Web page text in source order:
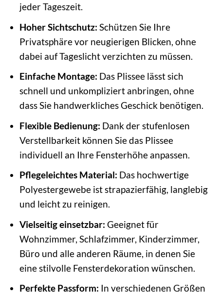
jeder Tageszeit.
Hoher Sichtschutz: Schützen Sie Ihre
Privatsphäre vor neugierigen Blicken, ohne
dabei auf Tageslicht verzichten zu müssen.
Einfache Montage: Das Plissee lässt sich
schnell und unkompliziert anbringen, ohne
dass Sie handwerkliches Geschick benötigen.
Flexible Bedienung: Dank der stufenlosen
Verstellbarkeit können Sie das Plissee
individuell an Ihre Fensterhöhe anpassen.
Pflegeleichtes Material: Das hochwertige
Polyestergewebe ist strapazierfähig, langlebig
und leicht zu reinigen.
Vielseitig einsetzbar: Geeignet für
Wohnzimmer, Schlafzimmer, Kinderzimmer,
Büro und alle anderen Räume, in denen Sie
eine stilvolle Fensterdekoration wünschen.
Perfekte Passform: In verschiedenen Größen